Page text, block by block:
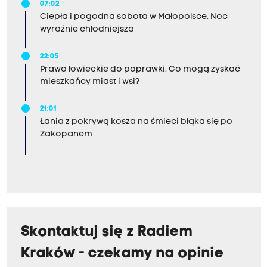
07:02
Ciepła i pogodna sobota w Małopolsce. Noc
wyraźnie chłodniejsza
22:05
Prawo łowieckie do poprawki. Co mogą zyskać
mieszkańcy miast i wsi?
21:01
Łania z pokrywą kosza na śmieci błąka się po
Zakopanem
Skontaktuj się z Radiem
Kraków - czekamy na opinie